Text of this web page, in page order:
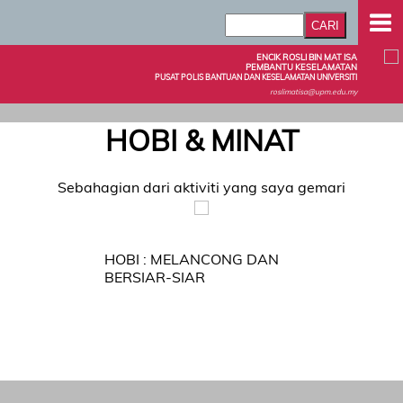
ENCIK ROSLI BIN MAT ISA
PEMBANTU KESELAMATAN
PUSAT POLIS BANTUAN DAN KESELAMATAN UNIVERSITI
roslimatisa@upm.edu.my
HOBI & MINAT
Sebahagian dari aktiviti yang saya gemari
HOBI : MELANCONG DAN
BERSIAR-SIAR